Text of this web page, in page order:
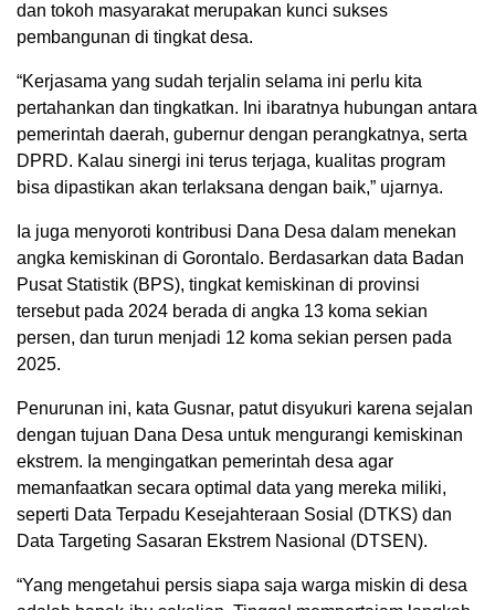
dan tokoh masyarakat merupakan kunci sukses
pembangunan di tingkat desa.
“Kerjasama yang sudah terjalin selama ini perlu kita
pertahankan dan tingkatkan. Ini ibaratnya hubungan antara
pemerintah daerah, gubernur dengan perangkatnya, serta
DPRD. Kalau sinergi ini terus terjaga, kualitas program
bisa dipastikan akan terlaksana dengan baik,” ujarnya.
Ia juga menyoroti kontribusi Dana Desa dalam menekan
angka kemiskinan di Gorontalo. Berdasarkan data Badan
Pusat Statistik (BPS), tingkat kemiskinan di provinsi
tersebut pada 2024 berada di angka 13 koma sekian
persen, dan turun menjadi 12 koma sekian persen pada
2025.
Penurunan ini, kata Gusnar, patut disyukuri karena sejalan
dengan tujuan Dana Desa untuk mengurangi kemiskinan
ekstrem. Ia mengingatkan pemerintah desa agar
memanfaatkan secara optimal data yang mereka miliki,
seperti Data Terpadu Kesejahteraan Sosial (DTKS) dan
Data Targeting Sasaran Ekstrem Nasional (DTSEN).
“Yang mengetahui persis siapa saja warga miskin di desa